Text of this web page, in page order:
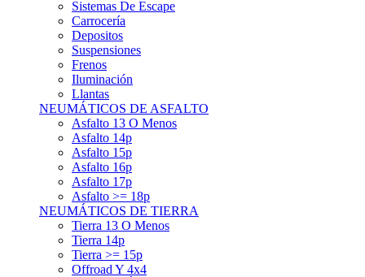
Depositos
Suspensiones
Frenos
Iluminación
Llantas
NEUMÁTICOS DE ASFALTO
Asfalto 13 O Menos
Asfalto 14p
Asfalto 15p
Asfalto 16p
Asfalto 17p
Asfalto >= 18p
NEUMÁTICOS DE TIERRA
Tierra 13 O Menos
Tierra 14p
Tierra >= 15p
Offroad Y 4x4
OTROS NEUMÁTICOS